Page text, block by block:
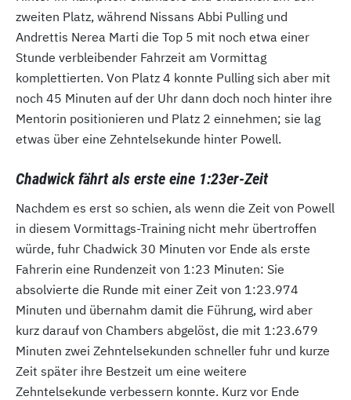
zweiten Platz, während Nissans Abbi Pulling und
Andrettis Nerea Marti die Top 5 mit noch etwa einer
Stunde verbleibender Fahrzeit am Vormittag
komplettierten. Von Platz 4 konnte Pulling sich aber mit
noch 45 Minuten auf der Uhr dann doch noch hinter ihre
Mentorin positionieren und Platz 2 einnehmen; sie lag
etwas über eine Zehntelsekunde hinter Powell.
Chadwick fährt als erste eine 1:23er-Zeit
Nachdem es erst so schien, als wenn die Zeit von Powell
in diesem Vormittags-Training nicht mehr übertroffen
würde, fuhr Chadwick 30 Minuten vor Ende als erste
Fahrerin eine Rundenzeit von 1:23 Minuten: Sie
absolvierte die Runde mit einer Zeit von 1:23.974
Minuten und übernahm damit die Führung, wird aber
kurz darauf von Chambers abgelöst, die mit 1:23.679
Minuten zwei Zehntelsekunden schneller fuhr und kurze
Zeit später ihre Bestzeit um eine weitere
Zehntelsekunde verbessern konnte. Kurz vor Ende